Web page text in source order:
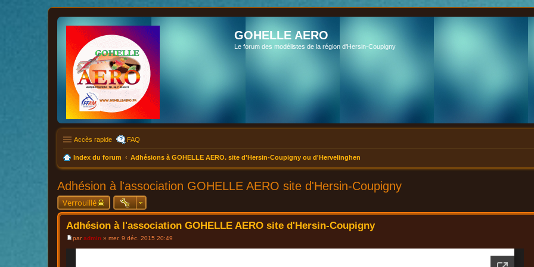
GOHELLE AERO
Le forum des modélistes de la région d'Hersin-Coupigny
Accès rapide FAQ
Index du forum Adhésions à GOHELLE AERO. site d'Hersin-Coupigny ou d'Hervelinghen
Adhésion à l'association GOHELLE AERO site d'Hersin-Coupigny
Verrouillé
Adhésion à l'association GOHELLE AERO site d'Hersin-Coupigny
M
e
paradmin » mer. 9 déc. 2015 20:49